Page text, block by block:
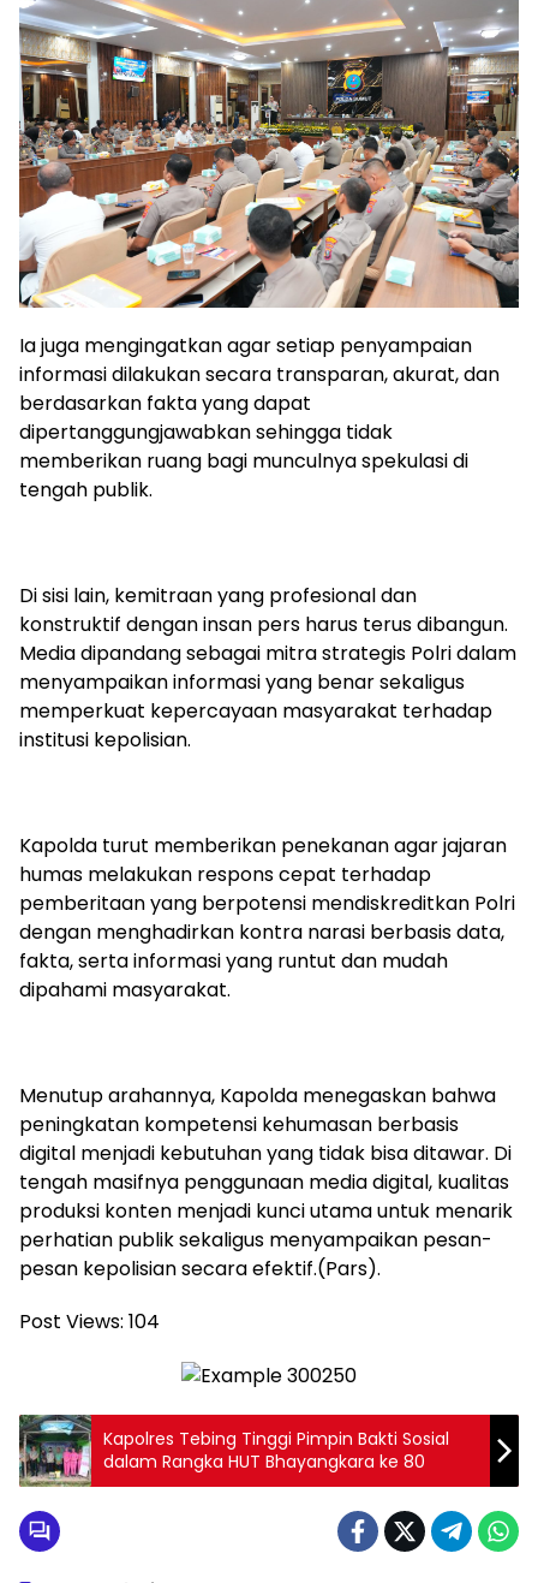
Ia juga mengingatkan agar setiap penyampaian
informasi dilakukan secara transparan, akurat, dan
berdasarkan fakta yang dapat
dipertanggungjawabkan sehingga tidak
memberikan ruang bagi munculnya spekulasi di
tengah publik.
Di sisi lain, kemitraan yang profesional dan
konstruktif dengan insan pers harus terus dibangun.
Media dipandang sebagai mitra strategis Polri dalam
menyampaikan informasi yang benar sekaligus
memperkuat kepercayaan masyarakat terhadap
institusi kepolisian.
Kapolda turut memberikan penekanan agar jajaran
humas melakukan respons cepat terhadap
pemberitaan yang berpotensi mendiskreditkan Polri
dengan menghadirkan kontra narasi berbasis data,
fakta, serta informasi yang runtut dan mudah
dipahami masyarakat.
Menutup arahannya, Kapolda menegaskan bahwa
peningkatan kompetensi kehumasan berbasis
digital menjadi kebutuhan yang tidak bisa ditawar. Di
tengah masifnya penggunaan media digital, kualitas
produksi konten menjadi kunci utama untuk menarik
perhatian publik sekaligus menyampaikan pesan-
pesan kepolisian secara efektif.(Pars).
Post Views: 104
Kapolres Tebing Tinggi Pimpin Bakti Sosial
dalam Rangka HUT Bhayangkara ke 80